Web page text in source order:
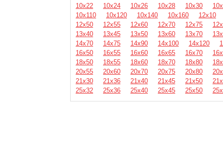
10х22
10х24 10х26 10х28 10х30
10х110
10х120 10х140 10х160
12х10
12х50
12х55 12х60 12х70 12х75
13х40
13х45 13х50 13х60 13х70
14х70
14х75 14х90 14х100 14х120
16х50
16х55 16х60 16х65 16х70
18х50
18х55 18х60 18х70 18х80
20х55
20х60 20х70 20х75 20х80
21х30
21х36 21х40 21х45 21х50
25х32
25х36 25х40 25х45 25х50